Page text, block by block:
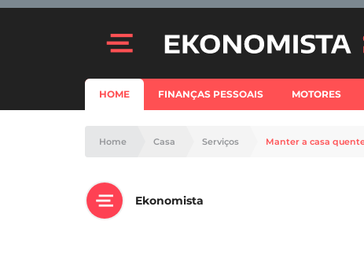
HOME FINANÇAS PESSOAIS MOTORES
Home Casa Serviços Manter a casa
Ekonomista